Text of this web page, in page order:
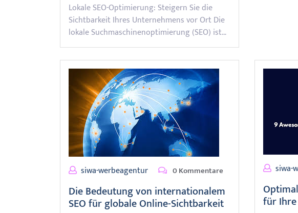
Lokale SEO-Optimierung: Steigern Sie die
Sichtbarkeit Ihres Unternehmens vor Ort Die
lokale Suchmaschinenoptimierung (SEO) ist…
siwa-werbeagentur 0 Kommentare
Die Bedeutung von internationalem
SEO für globale Online-Sichtbarkeit
siwa-
für Ihre